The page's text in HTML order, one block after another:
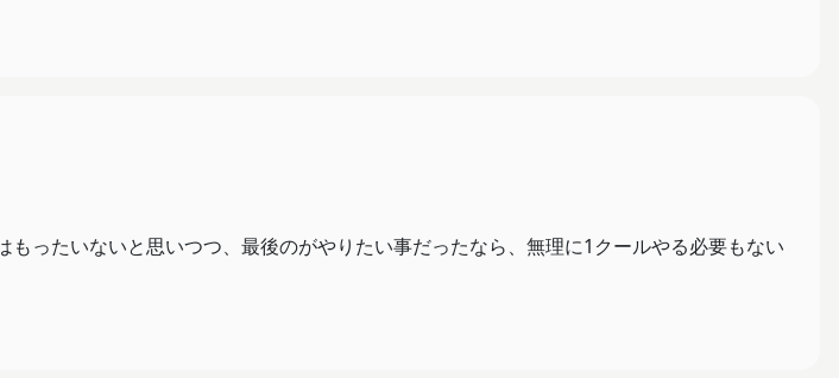
ったいないと思いつつ、最後のがやりたい事だったなら、無理に1クールやる必要もない